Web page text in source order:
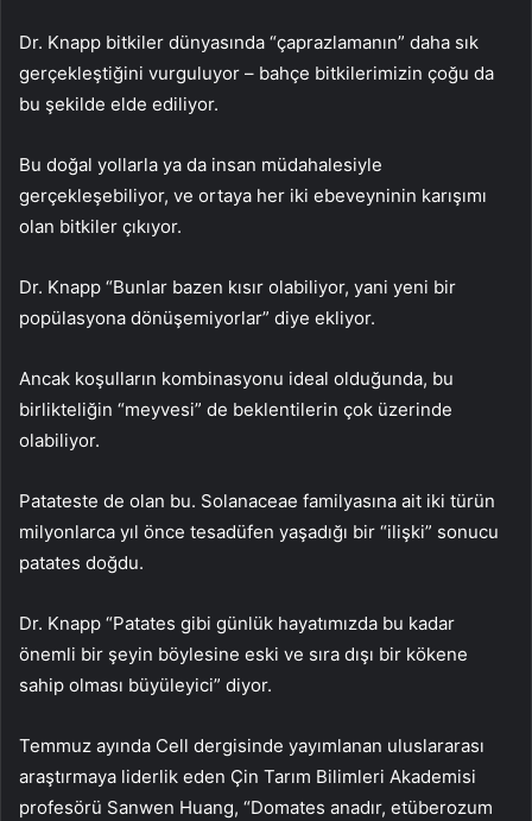
Dr. Knapp bitkiler dünyasında “çaprazlamanın” daha sık
gerçekleştiğini vurguluyor – bahçe bitkilerimizin çoğu da
bu şekilde elde ediliyor.
Bu doğal yollarla ya da insan müdahalesiyle
gerçekleşebiliyor, ve ortaya her iki ebeveyninin karışımı
olan bitkiler çıkıyor.
Dr. Knapp “Bunlar bazen kısır olabiliyor, yani yeni bir
popülasyona dönüşemiyorlar” diye ekliyor.
Ancak koşulların kombinasyonu ideal olduğunda, bu
birlikteliğin “meyvesi” de beklentilerin çok üzerinde
olabiliyor.
Patateste de olan bu. Solanaceae familyasına ait iki türün
milyonlarca yıl önce tesadüfen yaşadığı bir “ilişki” sonucu
patates doğdu.
Dr. Knapp “Patates gibi günlük hayatımızda bu kadar
önemli bir şeyin böylesine eski ve sıra dışı bir kökene
sahip olması büyüleyici” diyor.
Temmuz ayında Cell dergisinde yayımlanan uluslararası
araştırmaya liderlik eden Çin Tarım Bilimleri Akademisi
profesörü Sanwen Huang, “Domates anadır, etüberozum